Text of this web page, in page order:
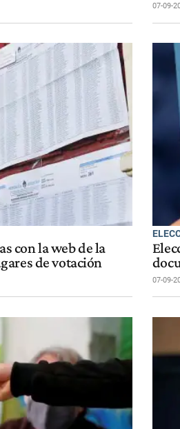
07-09-
con la web de la
de votación
07-09-